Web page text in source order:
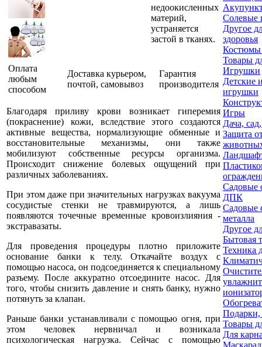
недоокисленных
материй,
устраняется
застой в тканях.
Оплата
любым
способом
Доставка курьером,
почтой, самовывоз
Гарантия
производителя
Благодаря приливу крови возникает гиперемия
(покраснение) кожи, вследствие этого создаются
активные вещества, нормализующие обменные и
восстановительные механизмы, они также
мобилизуют собственные ресурсы организма.
Происходит снижение болевых ощущений при
различных заболеваниях.
При этом даже при значительных нагрузках вакуума
сосудистые стенки не травмируются, а лишь
появляются точечные временные кровоизлияния -
экстравазаты.
Для проведения процедуры плотно приложите
основание банки к телу. Откачайте воздух с
помощью насоса, он подсоединяется к специальному
разъему. После аккуратно отсоедините насос. Для
того, чтобы снизить давление и снять банку, нужно
потянуть за клапан.
Раньше банки устанавливали с помощью огня, при
этом человек нервничал и возникала
психологическая нагрузка. Сейчас с помощью
Солевые
Другое
здоровья
Костюмы
Товары
Игрушки
Детские
игрушки
Игры
Дача,
Защита
Садовые
ДПК
Садовые
металла
Другое
Бытовая
Техника
Товары
Для